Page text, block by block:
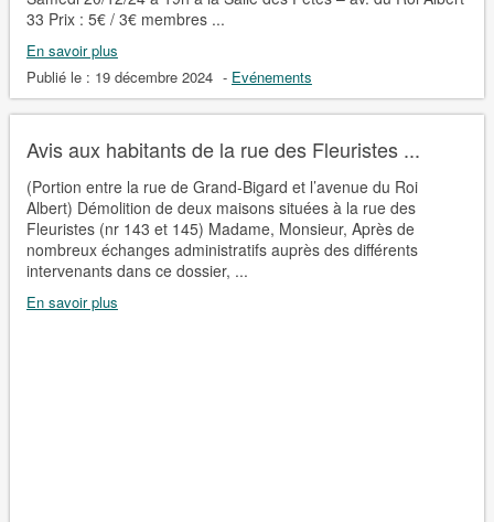
33 Prix : 5€ / 3€ membres ...
En savoir plus
Publié le : 19 décembre 2024 - Evénements
Avis aux habitants de la rue des Fleuristes ...
(Portion entre la rue de Grand-Bigard et l’avenue du Roi
Albert) Démolition de deux maisons situées à la rue des
Fleuristes (nr 143 et 145) Madame, Monsieur, Après de
nombreux échanges administratifs auprès des différents
intervenants dans ce dossier, ...
En savoir plus